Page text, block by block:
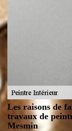
Les raisons de
travaux de
Mesmin